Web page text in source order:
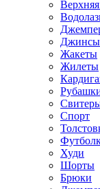
Джинсы
Жакеты
Жилеты
Спорт
Худи
Шорты
Брюки